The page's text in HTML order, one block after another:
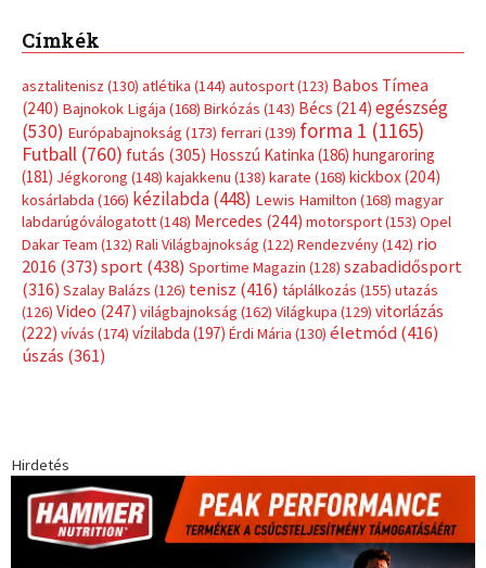
Címkék
asztalitenisz (130) atlétika (144) autosport(123) Babos Tímea
(240) Bajnokok Ligája (168) Birkózás (143) Bécs (214) egészség
(530) Európabajnokság (173) ferrari (139) forma 1 (1165)
Futball (760) futás (305) Hosszú Katinka (186) hungaroring
(181) Jégkorong (148) kajakkenu (138) karate (168) kickbox(204)
kosárlabda (166) kézilabda(448) Lewis Hamilton (168) magyar
labdarúgóválogatott(148) Mercedes (244) motorsport(153) Opel
Dakar Team (132) Rali Világbajnokság (122) Rendezvény(142) rio
2016 (373) sport(438) Sportime Magazin (128) szabadidősport
(316) Szalay Balázs (126) tenisz (416) táplálkozás (155) utazás
(126) Video (247) világbajnokság (162) Világkupa (129) vitorlázás
(222) vívás (174) vízilabda (197) Érdi Mária (130) életmód(416)
úszás (361)
Hirdetés